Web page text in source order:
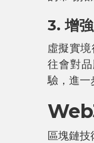
3. 增
虛擬實
往會對
驗，進一
區塊鏈技